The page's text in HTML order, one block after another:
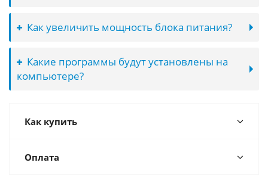
Как увеличить мощность блока питания?
Какие программы будут установлены на
компьютере?
Как купить
Оплата